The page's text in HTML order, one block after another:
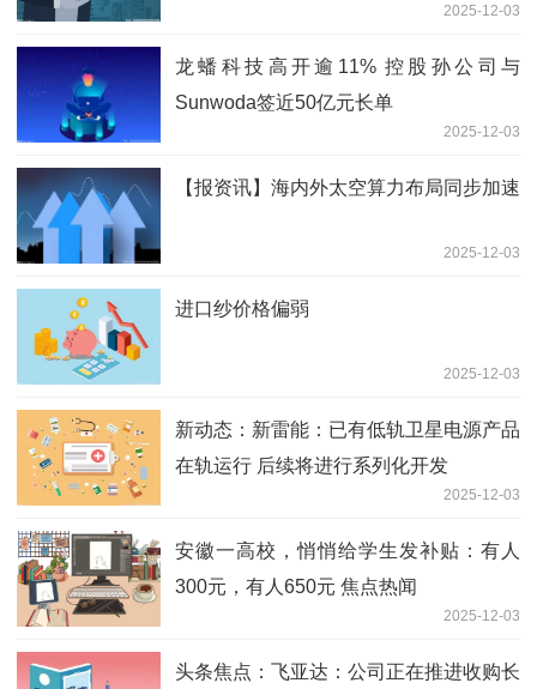
2025-12-03
龙蟠科技高开逾11% 控股孙公司与
Sunwoda签近50亿元长单
2025-12-03
【报资讯】海内外太空算力布局同步加速
2025-12-03
进口纱价格偏弱
2025-12-03
新动态：新雷能：已有低轨卫星电源产品
在轨运行 后续将进行系列化开发
2025-12-03
安徽一高校，悄悄给学生发补贴：有人
300元，有人650元 焦点热闻
2025-12-03
头条焦点：飞亚达：公司正在推进收购长